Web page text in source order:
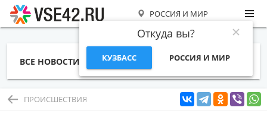
РОССИЯ И МИР
Откуда вы?
КУЗБАСС РОССИЯ И МИР
ВСЕ НОВОСТИ СТАТЬИ ТЕМЫ ФОТО
ПРОИСШЕСТВИЯ